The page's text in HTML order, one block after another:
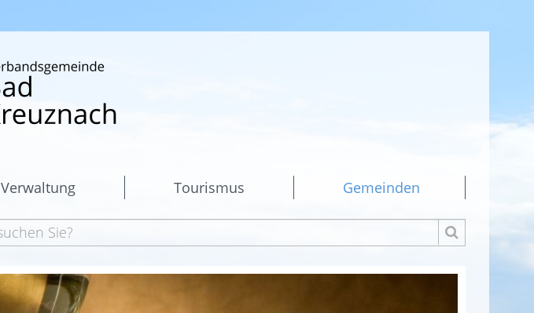
Verwaltung Tourismus Gemeinden